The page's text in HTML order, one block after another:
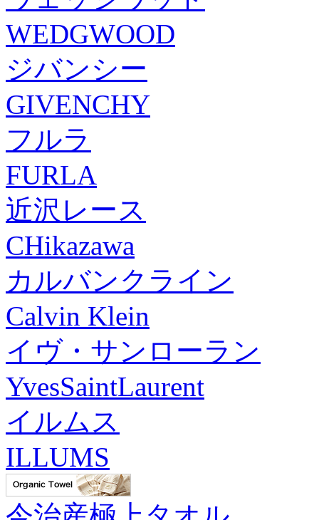
WEDGWOOD
ジバンシー
GIVENCHY
フルラ
FURLA
近沢レース
CHikazawa
カルバンクライン
Calvin Klein
イヴ・サンローラン
YvesSaintLaurent
イルムス
ILLUMS